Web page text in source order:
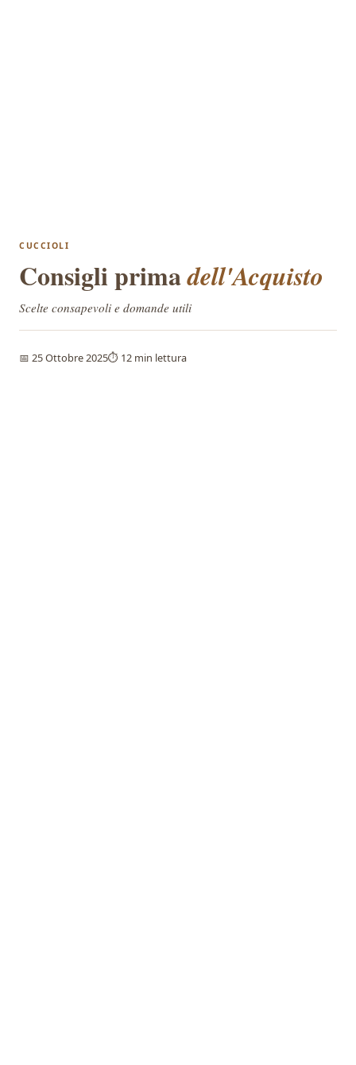
CUCCIOLI
Consigli primadell'Acquisto
Scelte consapevoli e domande utili
📅 25 Ottobre 2025⏱️ 12 min lettura